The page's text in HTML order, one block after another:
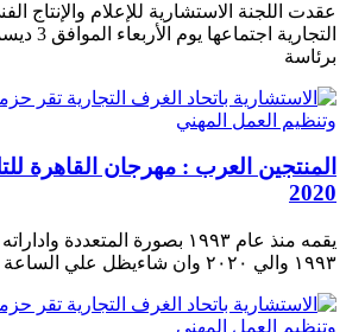
عقدت اللجنة الاستشارية للإعلام والإنتاج
برئاسة
2020
يقمه منذ عام ١٩٩٣ بصورة
١٩٩٣ والي ٢٠٢٠ وان شاءيظل علي الساعة العربية الي ماشاء